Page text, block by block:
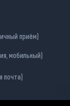
приём)
мобильный)
почта)